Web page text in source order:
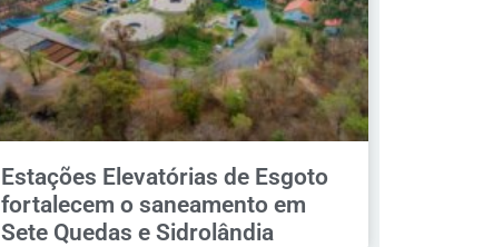
Estações Elevatórias de Esgoto
fortalecem o saneamento em
Sete Quedas e Sidrolândia